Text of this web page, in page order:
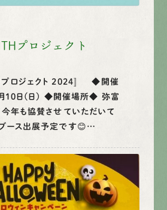
プロジェクト
プロジェクト 2024〛 ◆開催
日(日） ◆開催場所◆ 弥富
年も協賛させていただいて
ブース出展予定です😊…